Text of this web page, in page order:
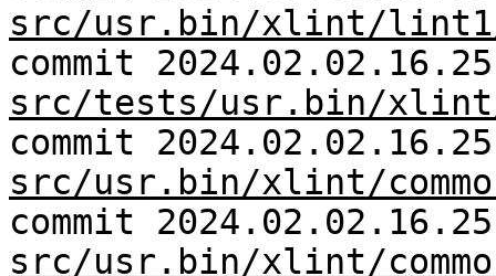
src/usr.bin/xlint/
commit
src/tests/usr.bin/
commit
src/usr.bin/xlint/
commit
src/usr.bin/xlint/